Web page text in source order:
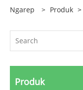
Ngarep > Produk >
Produk